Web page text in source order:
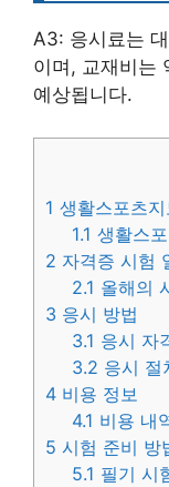
A3: 응시료는
이며, 교재비는
예상됩니다.
1 생활스포츠
1.1 생활스
2 자격증 시험
2.1 올해의
3 응시 방법
3.1 응시 자
3.2 응시 절
4 비용 정보
4.1 비용 내
5 시험 준비 방
5.1 필기 시